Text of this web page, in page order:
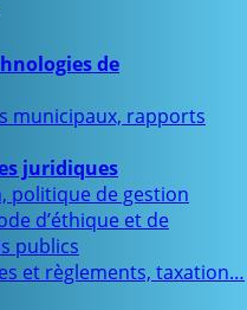
de
municipaux, rapports
juridiques
politique de gestion
d’éthique et de
publics
et règlements, taxation…